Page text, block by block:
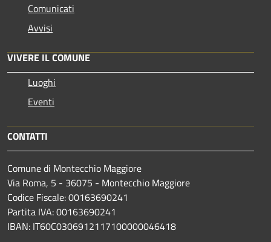
Comunicati
Avvisi
VIVERE IL COMUNE
Luoghi
Eventi
CONTATTI
Comune di Montecchio Maggiore
Via Roma, 5 - 36075 - Montecchio Maggiore
Codice Fiscale: 00163690241
Partita IVA: 00163690241
IBAN: IT60C0306912117100000046418